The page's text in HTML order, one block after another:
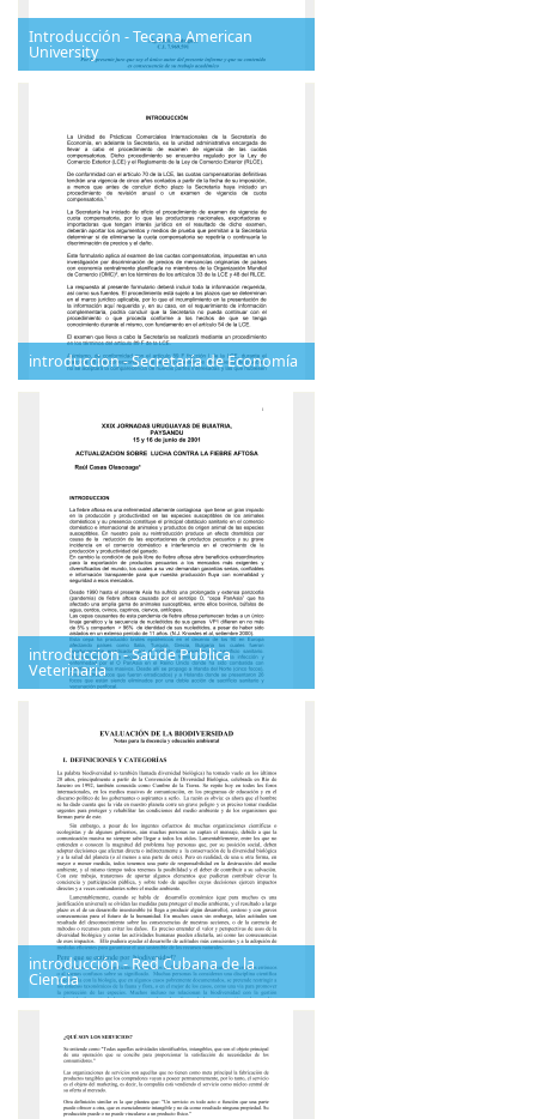
Introducción - Tecana American
University
introduccion - Secretaría de Economía
introduccion - Saúde Publica
Veterinaria
introducción - Red Cubana de la
Ciencia